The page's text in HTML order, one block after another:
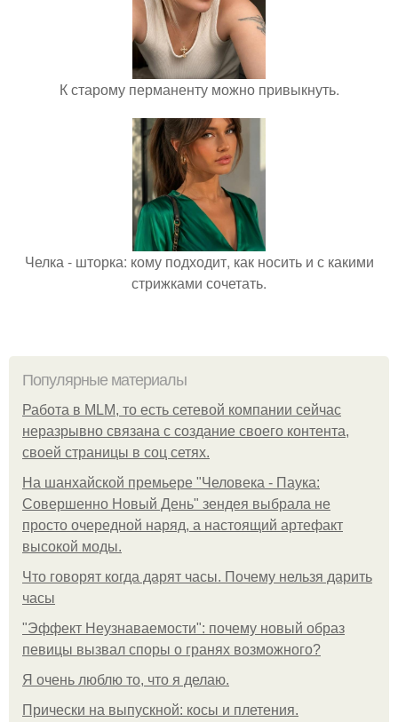
К старому перманенту можно привыкнуть.
Челка - шторка: кому подходит, как носить и с какими
стрижками сочетать.
Популярные материалы
Работа в MLM, то есть сетевой компании сейчас
неразрывно связана с создание своего контента,
своей страницы в соц сетях.
На шанхайской премьере "Человека - Паука:
Совершенно Новый День" зендея выбрала не
просто очередной наряд, а настоящий артефакт
высокой моды.
Что говорят когда дарят часы. Почему нельзя дарить
часы
"Эффект Неузнаваемости": почему новый образ
певицы вызвал споры о гранях возможного?
Я очень люблю то, что я делаю.
Прически на выпускной: косы и плетения.